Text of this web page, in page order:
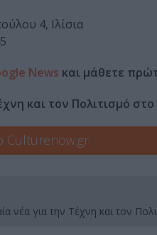
4, Ιλίσια
News και μάθετε
και τον Πολιτισμό στο
Culturenow.gr
νέα για την Τέχνη και τον